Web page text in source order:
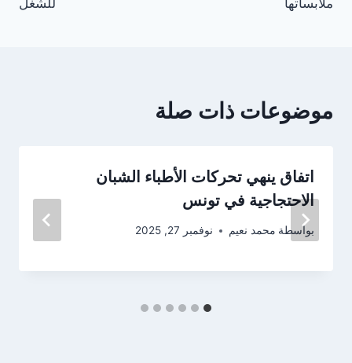
موضوعات ذات صلة
اتفاق ينهي تحركات الأطباء الشبان
الاحتجاجية في تونس
بواسطة محمد نعيم نوفمبر 27, 2025